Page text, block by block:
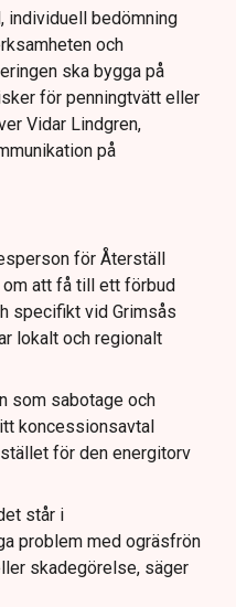
individuell bedömning
och
ska bygga på
för penningtvätt eller
Vidar Lindgren,
på
för Återställ
om att få till ett förbud
specifikt vid Grimsås
lokalt och regionalt
som sabotage och
koncessionsavtal
för den energitorv
står i
problem med ogräsfrön
skadegörelse, säger